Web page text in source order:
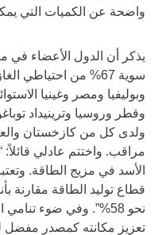
واضحة عن الكميات التي
يذكر أن الدول الأعضاء في
سوية 67% من احتياطي
وبوليفيا ومصر وغينيا
وقطر وروسيا وترينيداد
ولدى كل من كازخستان
مراقب. واختتم عادلي
الأسد في مزيج الطاقة.
قطاع توليد الطاقة مقارنة
نحو 58%”. وفي ضوء
تعزيز مكانته كمصدر مفضل